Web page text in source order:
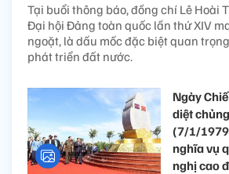
Tại buổi thông báo, đồng chí Lê Hoài
Đại hội Đảng toàn quốc lần thứ XIV
ngoặt, là dấu mốc đặc biệt quan
phát triển đất nước.
Ngày
diệt
(7/1/
nghĩa vụ
nghị cao